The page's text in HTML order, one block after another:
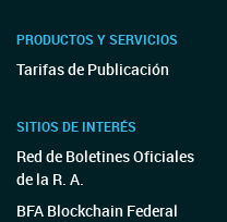
PRODUCTOS Y SERVICIOS
Tarifas de Publicación
SITIOS DE INTERÉS
Red de Boletines Oficiales
de la R. A.
BFA Blockchain Federal